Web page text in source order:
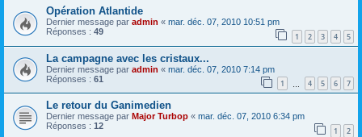
Opération Atlantide
Dernier message par admin « mar. déc. 07, 2010 10:51 pm
Réponses : 49 1 2 3 4 5
La campagne avec les cristaux...
Dernier message par admin « mar. déc. 07, 2010 7:14 pm
Réponses : 61 1 4 5 6 7
Le retour du Ganimedien
Dernier message par Major Turbop « mar. déc. 07, 2010 6:34 pm
Réponses : 12 1 2